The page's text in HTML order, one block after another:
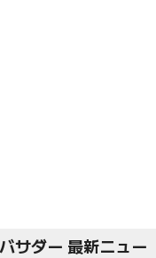
サダー 最新ニュー